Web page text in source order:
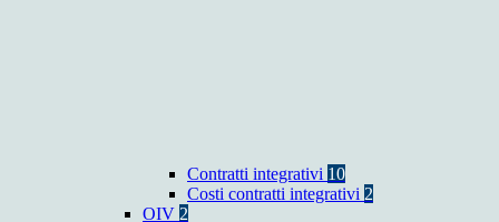
Contratti integrativi 10
Costi contratti integrativi 2
OIV 2